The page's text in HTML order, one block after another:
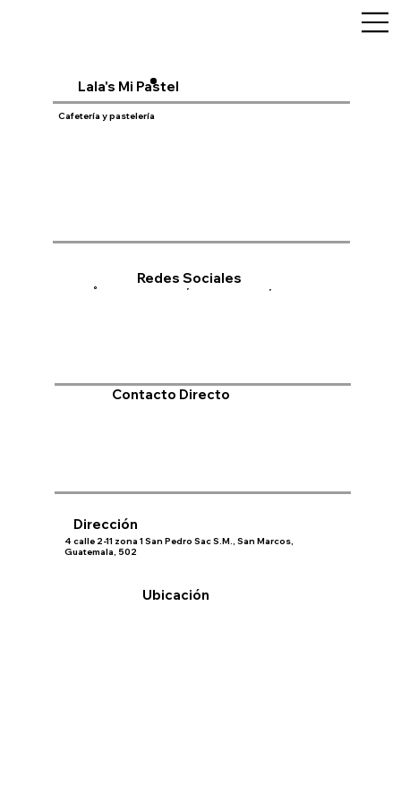
Lala's Mi Pastel
Cafetería y pastelería
Contacto Directo
Redes Sociales
Dirección
4 calle 2-11 zona 1 San Pedro Sac S.M., San Marcos,
Guatemala, 502
Ubicación